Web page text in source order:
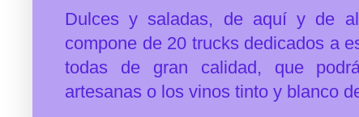
Dulces y saladas, de aquí y de
compone de 20 trucks dedicados a
todas de gran calidad, que
artesanas o los vinos tinto y blanco